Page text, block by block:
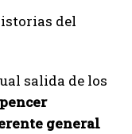
salida de los
general